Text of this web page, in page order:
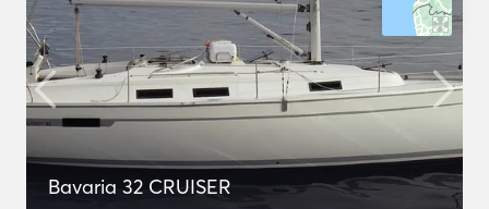
Bavaria 32 CRUISER